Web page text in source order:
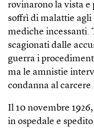
rovinarono la vista e
soffrì di malattie agli
mediche incessanti.
scagionati dalle
guerra i
ma le amnistie
condanna al carcere.
Il 10 novembre
in ospedale e